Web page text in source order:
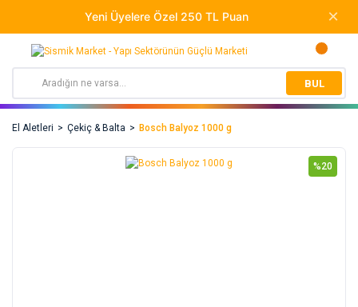
BUL
El Aletleri Çekiç & Balta Bosch Balyoz 1000 g
%20